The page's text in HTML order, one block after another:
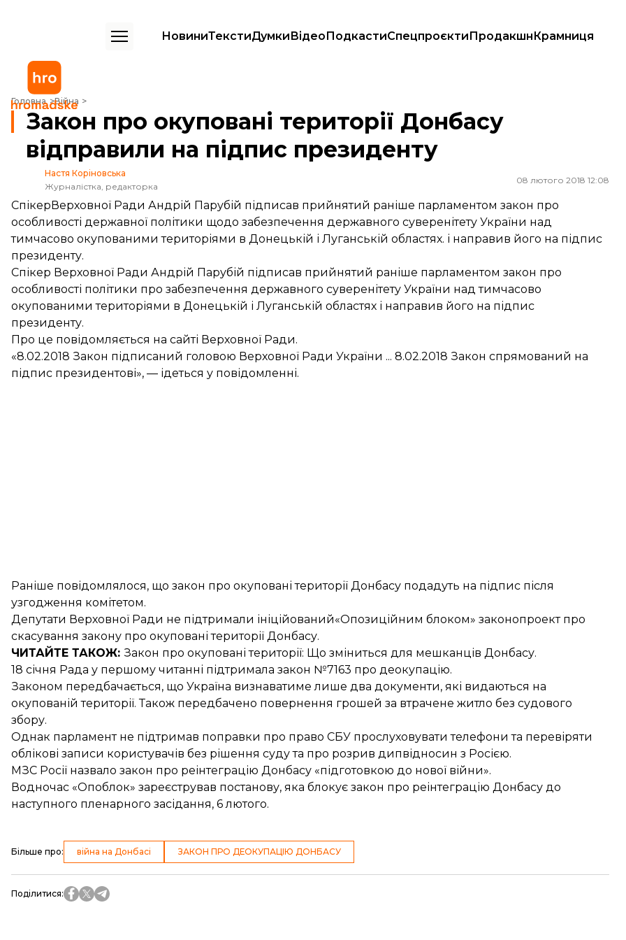
НовиниТекстиДумкиВідеоПодкастиСпецпроєктиПродакшнКрамниця
Головна Війна
Закон про окуповані території Донбасу відправили на підпис президенту
Закон про окуповані території Донбасу
відправили на підпис президенту
Настя Коріновська
Журналістка, редакторка
08 лютого 2018 12:08
СпікерВерховної Ради Андрій Парубій підписав прийнятий раніше парламентом закон про
особливості державної політики щодо забезпечення державного суверенітету України над
тимчасово окупованими територіями в Донецькій і Луганській областях. і направив його на підпис
президенту.
Спікер Верховної Ради Андрій Парубій підписав прийнятий раніше парламентом закон про
особливості політики про забезпечення державного суверенітету України над тимчасово
окупованими територіями в Донецькій і Луганській областях і направив його на підпис
президенту.
Про це повідомляється на сайті Верховної Ради.
«8.02.2018 Закон підписаний головою Верховної Ради України ... 8.02.2018 Закон спрямований на
підпис президентові», — ідеться у повідомленні.
Раніше повідомлялося, що закон про окуповані території Донбасу подадуть на підпис після
узгодження комітетом.
Депутати Верховної Ради не підтримали ініційований«Опозиційним блоком» законопроект про
скасування закону про окуповані території Донбасу.
ЧИТАЙТЕ ТАКОЖ: Закон про окуповані території: Що зміниться для мешканців Донбасу.
18 січня Рада у першому читанні підтримала закон №7163 про деокупацію.
Законом передбачається, що Україна визнаватиме лише два документи, які видаються на
окупованій території. Також передбачено повернення грошей за втрачене житло без судового
збору.
Однак парламент не підтримав поправки про право СБУ прослуховувати телефони та перевіряти
облікові записи користувачів без рішення суду та про розрив дипвідносин з Росією.
МЗС Росії назвало закон про реінтеграцію Донбасу «підготовкою до нової війни».
Водночас «Опоблок» зареєстрував постанову, яка блокує закон про реінтеграцію Донбасу до
наступного пленарного засідання, 6 лютого.
Більше про: війна на Донбасі ЗАКОН ПРО ДЕОКУПАЦІЮ ДОНБАСУ
Поділитися: